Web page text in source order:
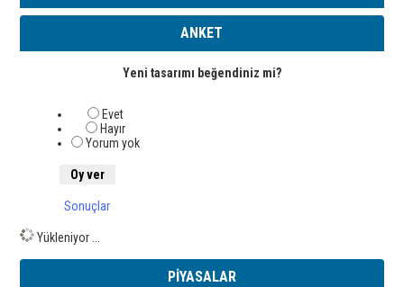
ANKET
Yeni tasarımı beğendiniz mi?
Evet
Hayır
Yorum yok
Sonuçlar
Yükleniyor ...
PİYASALAR